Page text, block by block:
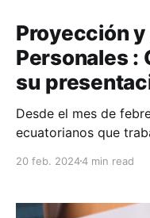
Proyección
Personales :
su
Desde el mes de
ecuatorianos que
a USD 11.902 tienen
Hasta 2023, el
20 feb. 20244 min read